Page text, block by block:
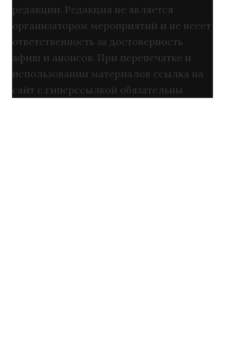
редакции. Редакция не является
организатором мероприятий и не несет
ответственность за достоверность
афиш и анонсов. При перепечатке и
использовании материалов ссылка на
сайт с гиперссылкой обязательны